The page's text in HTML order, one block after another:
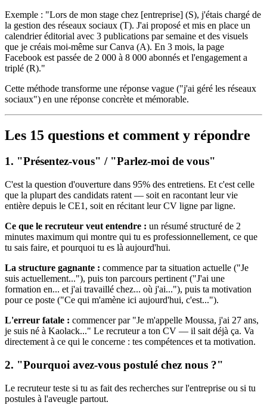
Exemple : "Lors de mon stage chez [entreprise] (S), j'étais chargé de
la gestion des réseaux sociaux (T). J'ai proposé et mis en place un
calendrier éditorial avec 3 publications par semaine et des visuels
que je créais moi-même sur Canva (A). En 3 mois, la page
Facebook est passée de 2 000 à 8 000 abonnés et l'engagement a
triplé (R)."
Cette méthode transforme une réponse vague ("j'ai géré les réseaux
sociaux") en une réponse concrète et mémorable.
Les 15 questions et comment y répondre
1. "Présentez-vous" / "Parlez-moi de vous"
C'est la question d'ouverture dans 95% des entretiens. Et c'est celle
que la plupart des candidats ratent — soit en racontant leur vie
entière depuis le CE1, soit en récitant leur CV ligne par ligne.
Ce que le recruteur veut entendre : un résumé structuré de 2
minutes maximum qui montre qui tu es professionnellement, ce que
tu sais faire, et pourquoi tu es là aujourd'hui.
La structure gagnante : commence par ta situation actuelle ("Je
suis actuellement..."), puis ton parcours pertinent ("J'ai une
formation en... et j'ai travaillé chez... où j'ai..."), puis ta motivation
pour ce poste ("Ce qui m'amène ici aujourd'hui, c'est...").
L'erreur fatale : commencer par "Je m'appelle Moussa, j'ai 27 ans,
je suis né à Kaolack..." Le recruteur a ton CV — il sait déjà ça. Va
directement à ce qui le concerne : tes compétences et ta motivation.
2. "Pourquoi avez-vous postulé chez nous ?"
Le recruteur teste si tu as fait des recherches sur l'entreprise ou si tu
postules à l'aveugle partout.